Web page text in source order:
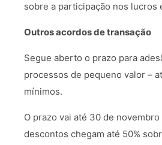
sobre a participação nos lucros
Outros acordos de transação
Segue aberto o prazo para
processos de pequeno valor –
mínimos.
O prazo vai até 30 de novembro
descontos chegam até 50%